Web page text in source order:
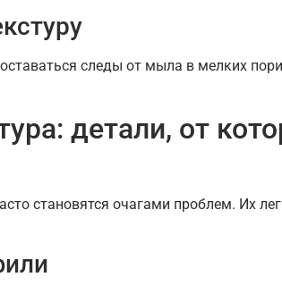
следы от мыла в мелких
детали, от
становятся очагами проблем. Их